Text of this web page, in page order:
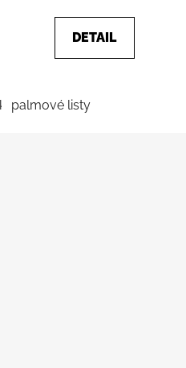
DETAIL
palmové listy